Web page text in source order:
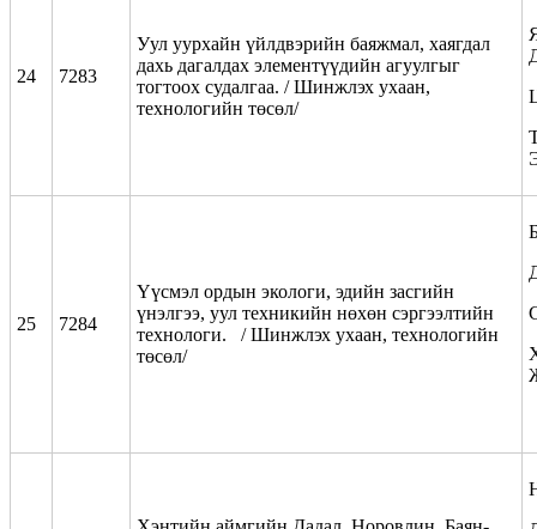
24 7283
Уул уурхайн үйлдвэрийн баяжмал, хаягдал
дахь дагалдах элементүүдийн агуулгыг
тогтоох судалгаа. / Шинжлэх ухаан,
технологийн төсөл/
25 7284
Үүсмэл ордын экологи, эдийн засгийн
үнэлгээ, уул техникийн нөхөн сэргээлтийн
технологи. / Шинжлэх ухаан, технологийн
төсөл/